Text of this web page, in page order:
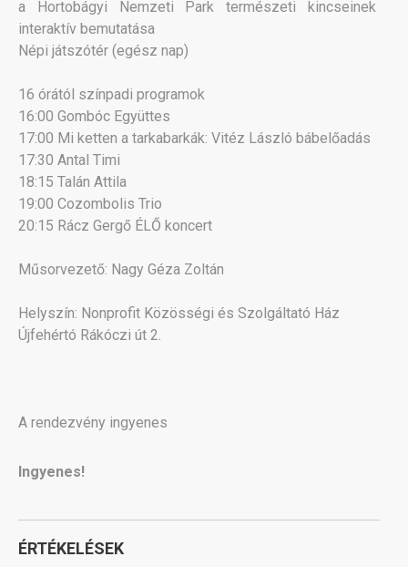
a Hortobágyi Nemzeti Park természeti kincseinek
interaktív bemutatása
Népi játszótér (egész nap)
16 órától színpadi programok
16:00 Gombóc Együttes
17:00 Mi ketten a tarkabarkák: Vitéz László bábelőadás
17:30 Antal Timi
18:15 Talán Attila
19:00 Cozombolis Trio
20:15 Rácz Gergő ÉLŐ koncert
Műsorvezető: Nagy Géza Zoltán
Helyszín: Nonprofit Közösségi és Szolgáltató Ház
Újfehértó Rákóczi út 2.
A rendezvény ingyenes
Ingyenes!
ÉRTÉKELÉSEK